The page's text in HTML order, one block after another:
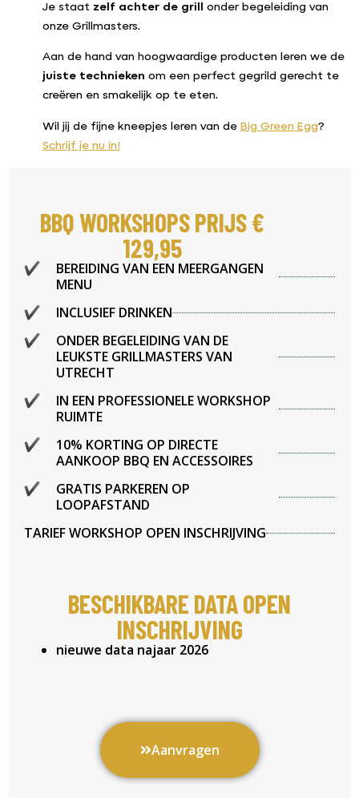
Je staatzelf achter de grill
onder begeleiding van
onze Grillmasters.
Aan de hand van hoogwaardige producten leren we de
juiste technieken om een perfect gegrild gerecht te
creëren en smakelijk op te eten.
Wil jij de fijne kneepjes leren van de Big Green Egg?
Schrijf je nu in!
BBQ WORKSHOPS PRIJS €
129,95
BEREIDING VAN EEN MEERGANGEN
MENU
INCLUSIEF DRINKEN
ONDER BEGELEIDING VAN DE
LEUKSTE GRILLMASTERS VAN
UTRECHT
IN EEN PROFESSIONELE WORKSHOP
RUIMTE
10% KORTING OP DIRECTE
AANKOOP BBQ EN ACCESSOIRES
GRATIS PARKEREN OP
LOOPAFSTAND
TARIEF WORKSHOP OPEN INSCHRIJVING
BESCHIKBARE DATA OPEN
INSCHRIJVING
nieuwe data najaar 2026
Aanvragen